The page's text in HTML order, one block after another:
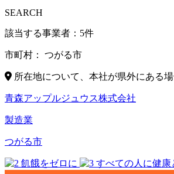
SEARCH
該当する事業者： 5件
市町村： つがる市
所在地について、本社が県外にある
青森アップルジュウス株式会社
製造業
つがる市